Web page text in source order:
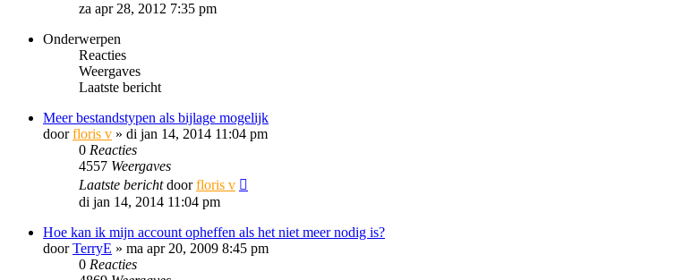
za apr 28, 2012 7:35 pm
Onderwerpen
Reacties
Weergaves
Laatste bericht
Meer bestandstypen als bijlage mogelijk
doorfloris v » di jan 14, 2014 11:04 pm
0 Reacties
4557 Weergaves
Laatste berichtdoorfloris v
di jan 14, 2014 11:04 pm
Hoe kan ik mijn account opheffen als het niet meer nodig is?
doorTerryE » ma apr 20, 2009 8:45 pm
0 Reacties